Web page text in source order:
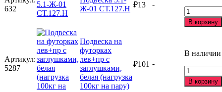
H=38мм,
1,2мм
632
Ж-01 СТ.127.Н ₽13 -
товара
Подвеска
СТ.127.Н
В корзину
Артикул:
5287
Подвеска на
футорках
лев+пр с
заглушками,
белая (нагрузка
100кг на пару)
₽101 -
В наличии
товара
Подвеска
В корзину